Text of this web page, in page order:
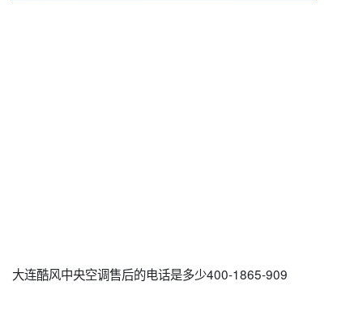
大连酷风中央空调售后的电话是多少400-1865-909